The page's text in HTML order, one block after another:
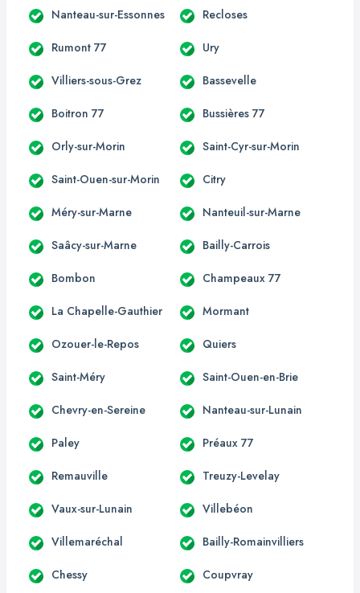
Nanteau-sur-Essonnes Recloses
Rumont 77 Ury
Villiers-sous-Grez Bassevelle
Boitron 77 Bussières 77
Orly-sur-Morin Saint-Cyr-sur-Morin
Saint-Ouen-sur-Morin Citry
Méry-sur-Marne Nanteuil-sur-Marne
Saâcy-sur-Marne Bailly-Carrois
Bombon Champeaux 77
La Chapelle-Gauthier Mormant
Ozouer-le-Repos Quiers
Saint-Méry Saint-Ouen-en-Brie
Chevry-en-Sereine Nanteau-sur-Lunain
Paley Préaux 77
Remauville Treuzy-Levelay
Vaux-sur-Lunain Villebéon
Villemaréchal Bailly-Romainvilliers
Chessy Coupvray